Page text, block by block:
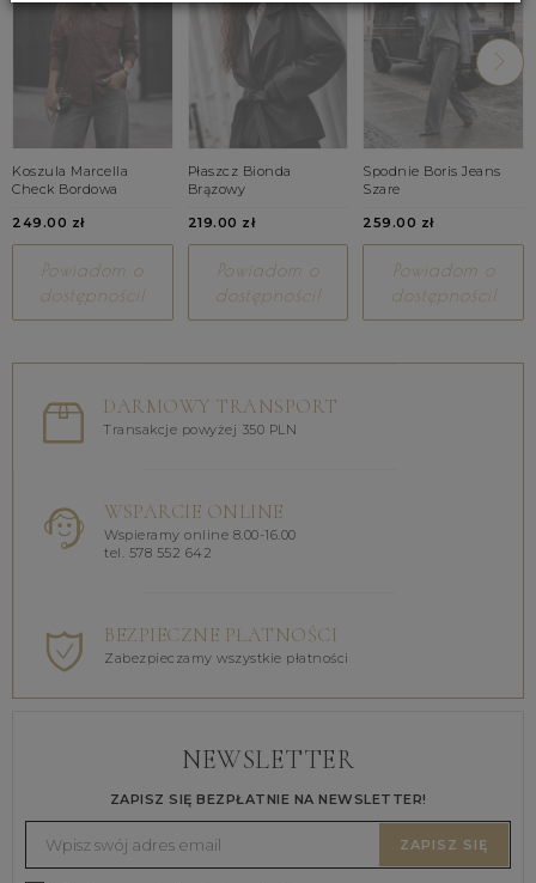
Koszula Marcella
Check Bordowa
249.00 zł
Powiadom o
dostępności!
Płaszcz Bionda
Brązowy
219.00 zł
Powiadom o
dostępności!
Spodnie Boris Jeans
Szare
259.00 zł
Powiadom o
dostępności!
DARMOWY TRANSPORT
Transakcje powyżej 350 PLN
WSPARCIE ONLINE
Wspieramy online 8.00-16.00
tel. 578 552 642
BEZPIECZNE PŁATNOŚCI
Zabezpieczamy wszystkie płatności
NEWSLETTER
ZAPISZ SIĘ BEZPŁATNIE NA NEWSLETTER!
ZAPISZ SIĘ